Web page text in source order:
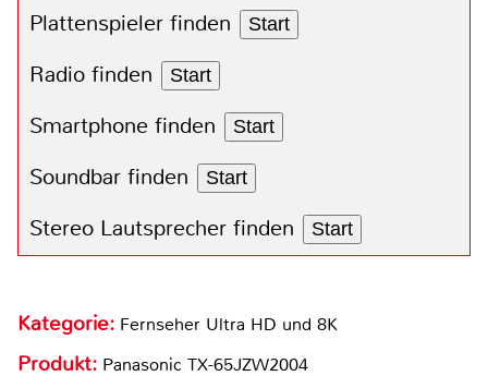
Plattenspieler finden Start
Radio finden Start
Smartphone finden Start
Soundbar finden Start
Stereo Lautsprecher finden Start
Kategorie: Fernseher Ultra HD und 8K
Produkt: Panasonic TX-65JZW2004